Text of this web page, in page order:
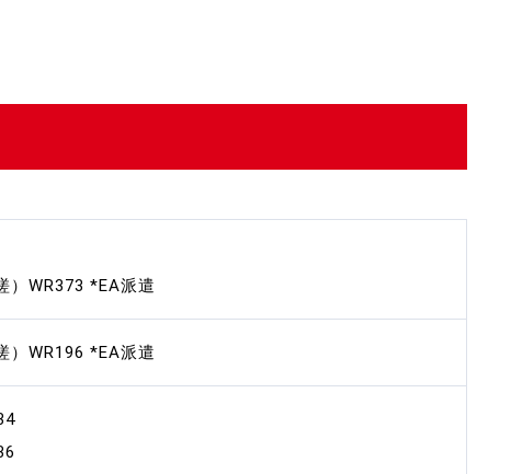
WR373 *EA派遣
WR196 *EA派遣